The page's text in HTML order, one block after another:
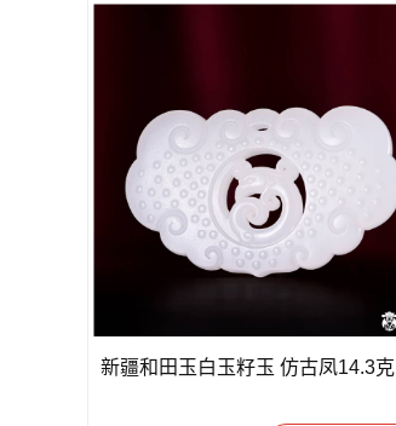
新疆和田玉白玉籽玉 仿古凤14.3克